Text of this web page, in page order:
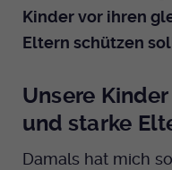
Kinder vor ihren
Eltern schützen
Unsere
und starke
Damals hat mich